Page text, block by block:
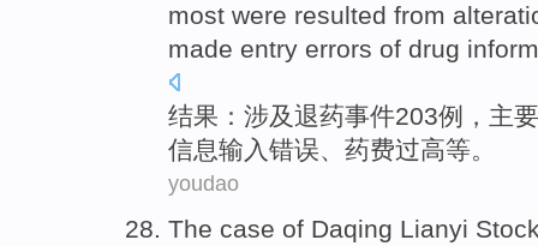
most were resulted from
made entry errors of drug
结果 ： 涉及退药事件203例
，主
信息输入错误、 药费过高等。
youdao
The case of Daqing Lianyi